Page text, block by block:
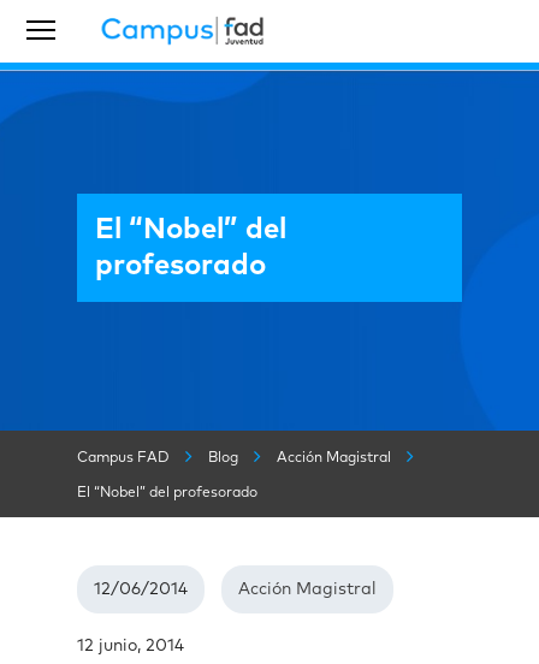
El “Nobel” del
profesorado
Campus FAD Blog Acción Magistral
El “Nobel” del profesorado
12/06/2014 Acción Magistral
12 junio, 2014